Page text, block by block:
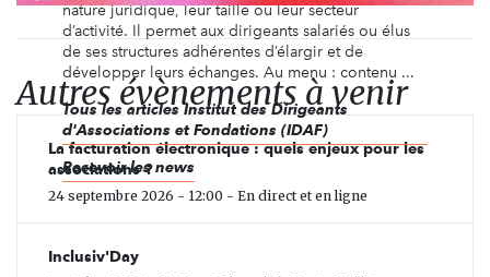
nature juridique, leur taille ou leur secteur
d’activité. Il permet aux dirigeants salariés ou élus
de ses structures adhérentes d’élargir et de
développer leurs échanges. Au menu : contenu ...
Tous les articles Institut des Dirigeants
d'Associations et Fondations (IDAF)
Recevoir les news
Autres évènements à venir
La facturation électronique : quels enjeux pour les
associations ?
24 septembre 2026 - 12:00 - En direct et en ligne
Inclusiv'Day